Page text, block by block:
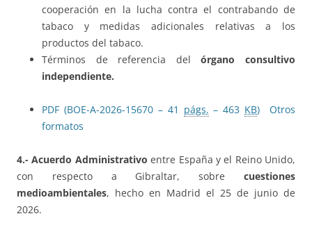
cooperación en la lucha contra el contrabando de
tabaco y medidas adicionales relativas a los
productos del tabaco.
Términos de referencia delórgano consultivo
independiente.
PDF (BOE-A-2026-15670 – 41 págs. – 463 KB)
Otros
formatos
4.- Acuerdo Administrativo entre España y el Reino Unido,
con respecto a Gibraltar, sobre cuestiones
medioambientales, hecho en Madrid el 25 de junio de
2026.